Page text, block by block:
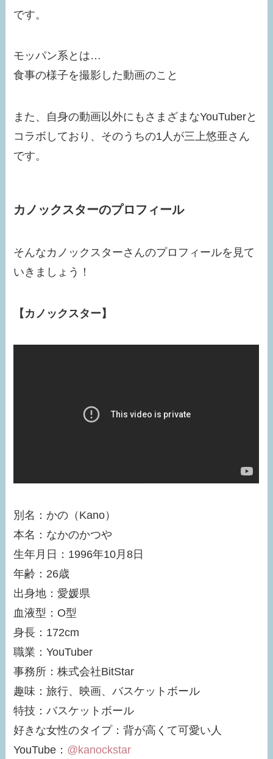
です。
モッパン系とは…
食事の様子を撮影した動画のこと
また、自身の動画以外にもさまざまなYouTuberと
コラボしており、そのうちの1人が三上悠亜さん
です。
カノックスターのプロフィール
そんなカノックスターさんのプロフィールを見て
いきましょう！
【カノックスター】
別名：かの（Kano）
本名：なかのかつや
生年月日：1996年10月8日
年齢：26歳
出身地：愛媛県
血液型：O型
身長：172cm
職業：YouTuber
事務所：株式会社BitStar
趣味：旅行、映画、バスケットボール
特技：バスケットボール
好きな女性のタイプ：背が高くて可愛い人
YouTube： @kanockstar